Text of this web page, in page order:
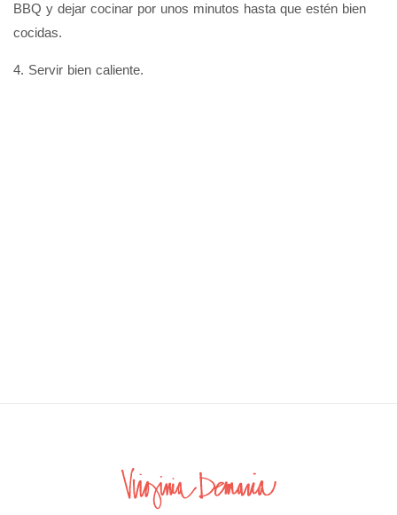
BBQ y dejar cocinar por unos minutos hasta que estén bien
cocidas.
4. Servir bien caliente.